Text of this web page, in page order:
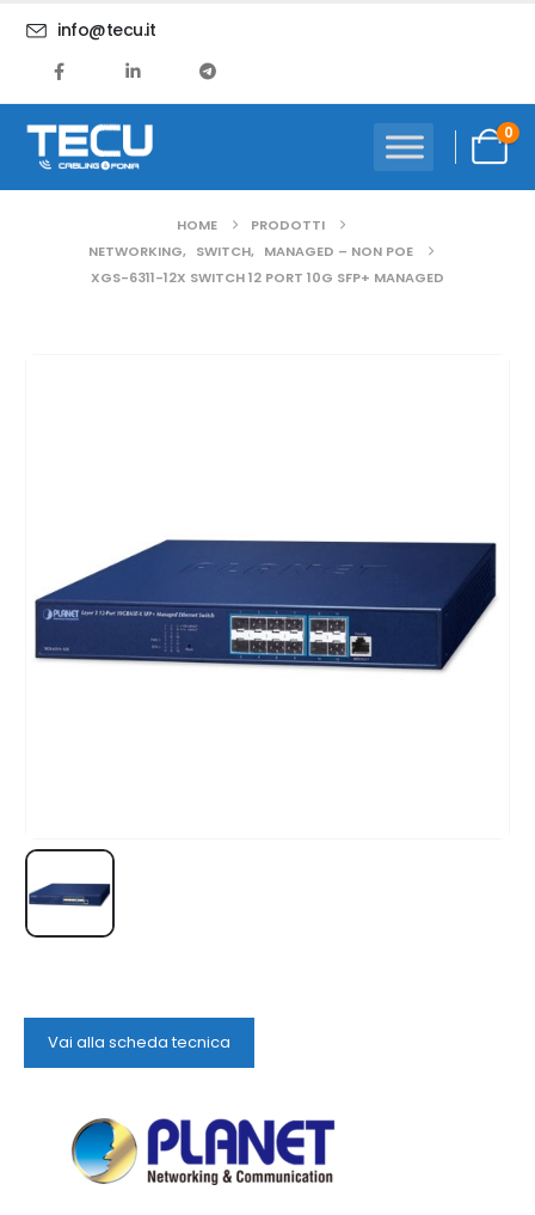
info@tecu.it
0
HOME
PRODOTTI
NETWORKING, SWITCH, MANAGED – NON POE
XGS-6311-12X SWITCH 12 PORT 10G SFP+ MANAGED
Vai alla scheda tecnica